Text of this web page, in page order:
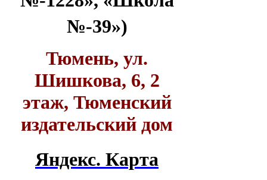
№-39»)
Тюмень, ул.
Шишкова, 6, 2
этаж, Тюменский
издательский дом
Яндекс. Карта